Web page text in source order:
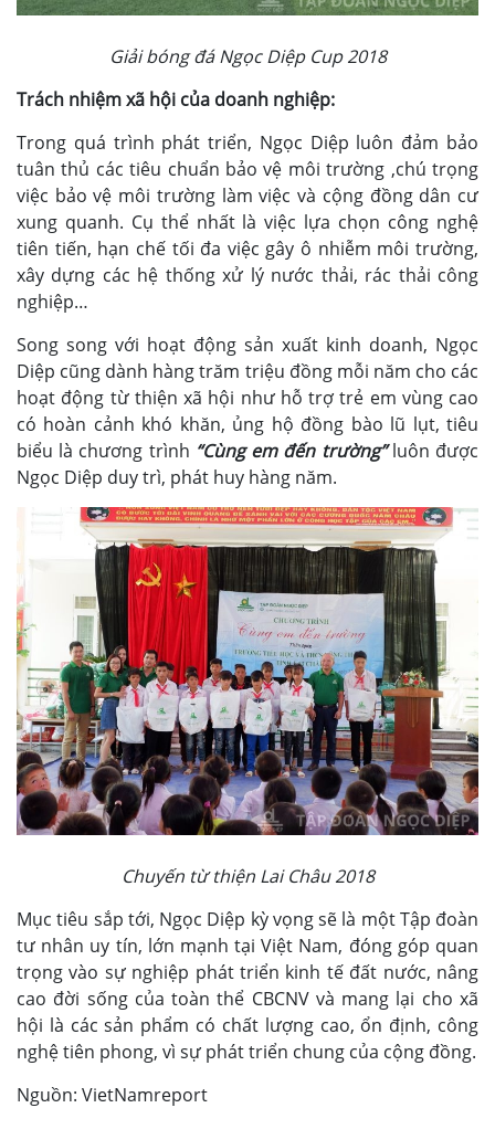
Giải bóng đá Ngọc Diệp Cup 2018
Trách nhiệm xã hội của doanh nghiệp:
Trong quá trình phát triển, Ngọc Diệp luôn đảm bảo
tuân thủ các tiêu chuẩn bảo vệ môi trường ,chú trọng
việc bảo vệ môi trường làm việc và cộng đồng dân cư
xung quanh. Cụ thể nhất là việc lựa chọn công nghệ
tiên tiến, hạn chế tối đa việc gây ô nhiễm môi trường,
xây dựng các hệ thống xử lý nước thải, rác thải công
nghiệp…
Song song với hoạt động sản xuất kinh doanh, Ngọc
Diệp cũng dành hàng trăm triệu đồng mỗi năm cho các
hoạt động từ thiện xã hội như hỗ trợ trẻ em vùng cao
có hoàn cảnh khó khăn, ủng hộ đồng bào lũ lụt, tiêu
biểu là chương trình “Cùng em đến trường”luôn được
Ngọc Diệp duy trì, phát huy hàng năm.
Chuyến từ thiện Lai Châu 2018
Mục tiêu sắp tới, Ngọc Diệp kỳ vọng sẽ là một Tập đoàn
tư nhân uy tín, lớn mạnh tại Việt Nam, đóng góp quan
trọng vào sự nghiệp phát triển kinh tế đất nước, nâng
cao đời sống của toàn thể CBCNV và mang lại cho xã
hội là các sản phẩm có chất lượng cao, ổn định, công
nghệ tiên phong, vì sự phát triển chung của cộng đồng.
Nguồn: VietNamreport